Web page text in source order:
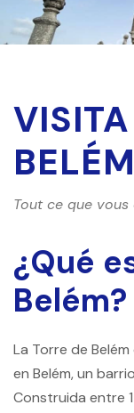
BELÉM
Tout ce que
¿Qué
Belém?
La Torre de
en Belém, un
Construida entre